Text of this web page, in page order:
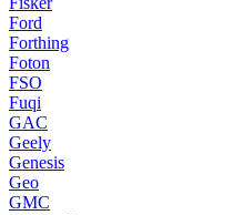
Ford
Forthing
Foton
FSO
Fuqi
GAC
Geely
Genesis
Geo
GMC